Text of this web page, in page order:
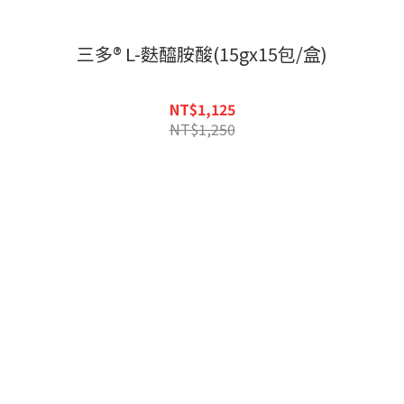
三多® L-麩醯胺酸(15gx15包/盒)
NT$1,125
NT$1,250